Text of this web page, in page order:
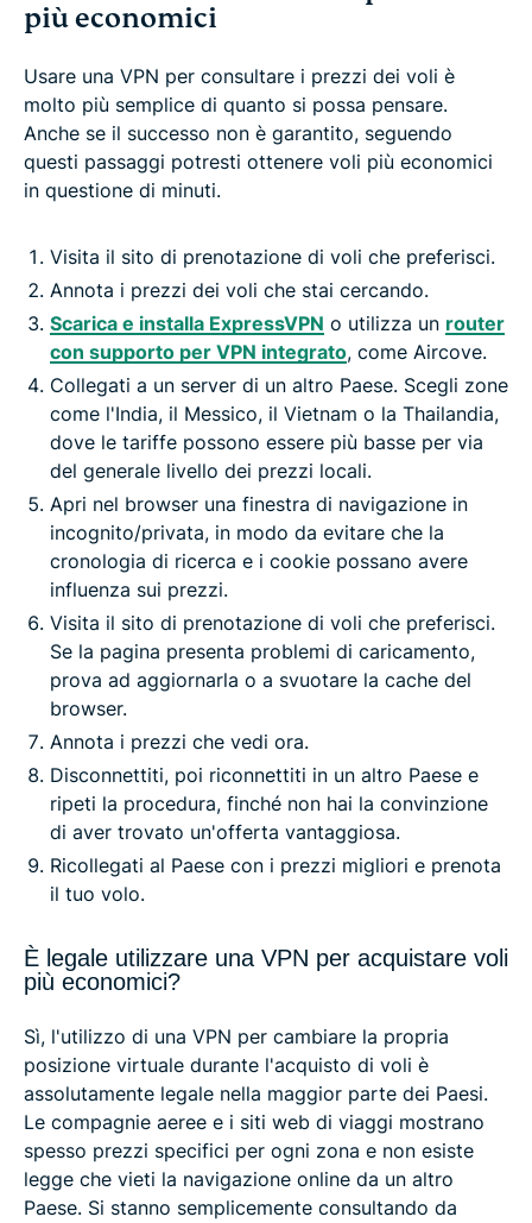
più economici
Usare una VPN per consultare i prezzi dei voli è
molto più semplice di quanto si possa pensare.
Anche se il successo non è garantito, seguendo
questi passaggi potresti ottenere voli più economici
in questione di minuti.
Visita il sito di prenotazione di voli che preferisci.
Annota i prezzi dei voli che stai cercando.
Scarica e installa ExpressVPN o utilizza un router
con supporto per VPN integrato, come Aircove.
Collegati a un server di un altro Paese. Scegli zone
come l'India, il Messico, il Vietnam o la Thailandia,
dove le tariffe possono essere più basse per via
del generale livello dei prezzi locali.
Apri nel browser una finestra di navigazione in
incognito/privata, in modo da evitare che la
cronologia di ricerca e i cookie possano avere
influenza sui prezzi.
Visita il sito di prenotazione di voli che preferisci.
Se la pagina presenta problemi di caricamento,
prova ad aggiornarla o a svuotare la cache del
browser.
Annota i prezzi che vedi ora.
Disconnettiti, poi riconnettiti in un altro Paese e
ripeti la procedura, finché non hai la convinzione
di aver trovato un'offerta vantaggiosa.
Ricollegati al Paese con i prezzi migliori e prenota
il tuo volo.
È legale utilizzare una VPN per acquistare voli
più economici?
Sì, l'utilizzo di una VPN per cambiare la propria
posizione virtuale durante l'acquisto di voli è
assolutamente legale nella maggior parte dei Paesi.
Le compagnie aeree e i siti web di viaggi mostrano
spesso prezzi specifici per ogni zona e non esiste
legge che vieti la navigazione online da un altro
Paese. Si stanno semplicemente consultando da